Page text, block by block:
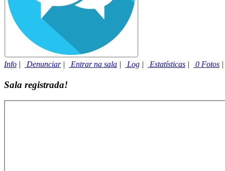
Info | Denunciar| Entrar na sala | Log | Estatísticas | 0 Fotos
Sala registrada!